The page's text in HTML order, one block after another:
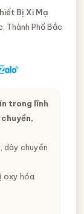
Bị Xi Mạ
Thành Phố Bắc
trong lĩnh
dây chuyền
oxy hóa